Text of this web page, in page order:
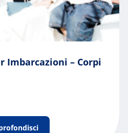
Imbarcazioni – Corpi